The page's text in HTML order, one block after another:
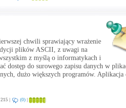
chwili sprawiający wrażenie
plików ASCII, z uwagi na
z myślą o informatykach i
dostęp do surowego zapisu danych w
dużo większych programów. Aplikacja
| (0) |